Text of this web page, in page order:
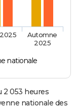
nationale
Automne
2025
2 053 heures
nationale des